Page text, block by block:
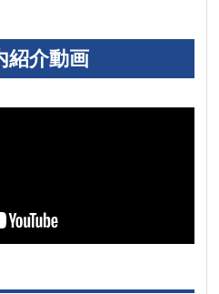
紹介動画